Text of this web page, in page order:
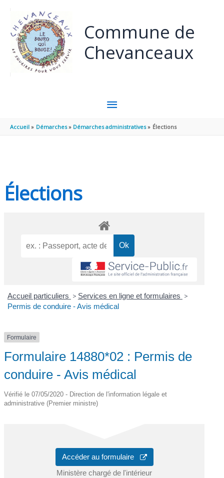
Commune de
Chevanceaux
MENU
PRINCIPAL
Accueil Démarches Démarches administratives Élections
Élections
Accueil particuliers > Services en ligne et formulaires >
Permis de conduire - Avis médical
Formulaire
Formulaire 14880*02 : Permis de
conduire - Avis médical
Vérifié le 07/05/2020 - Direction de l'information légale et
administrative (Premier ministre)
Accéder au formulaire
Ministère chargé de l'intérieur